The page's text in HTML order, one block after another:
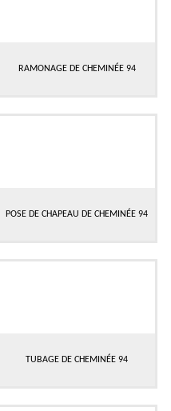
RAMONAGE DE CHEMINÉE 94
POSE DE CHAPEAU DE CHEMINÉE 94
TUBAGE DE CHEMINÉE 94